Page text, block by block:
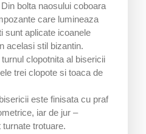
bolta naosului coboara
care lumineaza
sunt aplicate icoanele
acelasi stil bizantin.
clopotnita al bisericii
trei clopote si toaca de
este finisata cu praf
iar de jur –
trotuare.